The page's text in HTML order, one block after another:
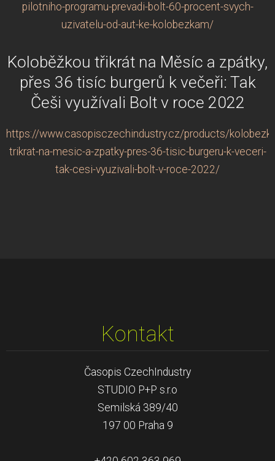
pilotniho-programu-prevadi-bolt-60-procent-svych-
uzivatelu-od-aut-ke-kolobezkam/
Koloběžkou třikrát na Měsíc a zpátky,
přes 36 tisíc burgerů k večeři: Tak
Češi využívali Bolt v roce 2022
https://www.casopisczechindustry.cz/products/
trikrat-na-mesic-a-zpatky-pres-36-tisic-burgeru-k-veceri-
tak-cesi-vyuzivali-bolt-v-roce-2022/
Kontakt
Časopis CzechIndustry
STUDIO P+P s.r.o
Semilská 389/40
197 00 Praha 9